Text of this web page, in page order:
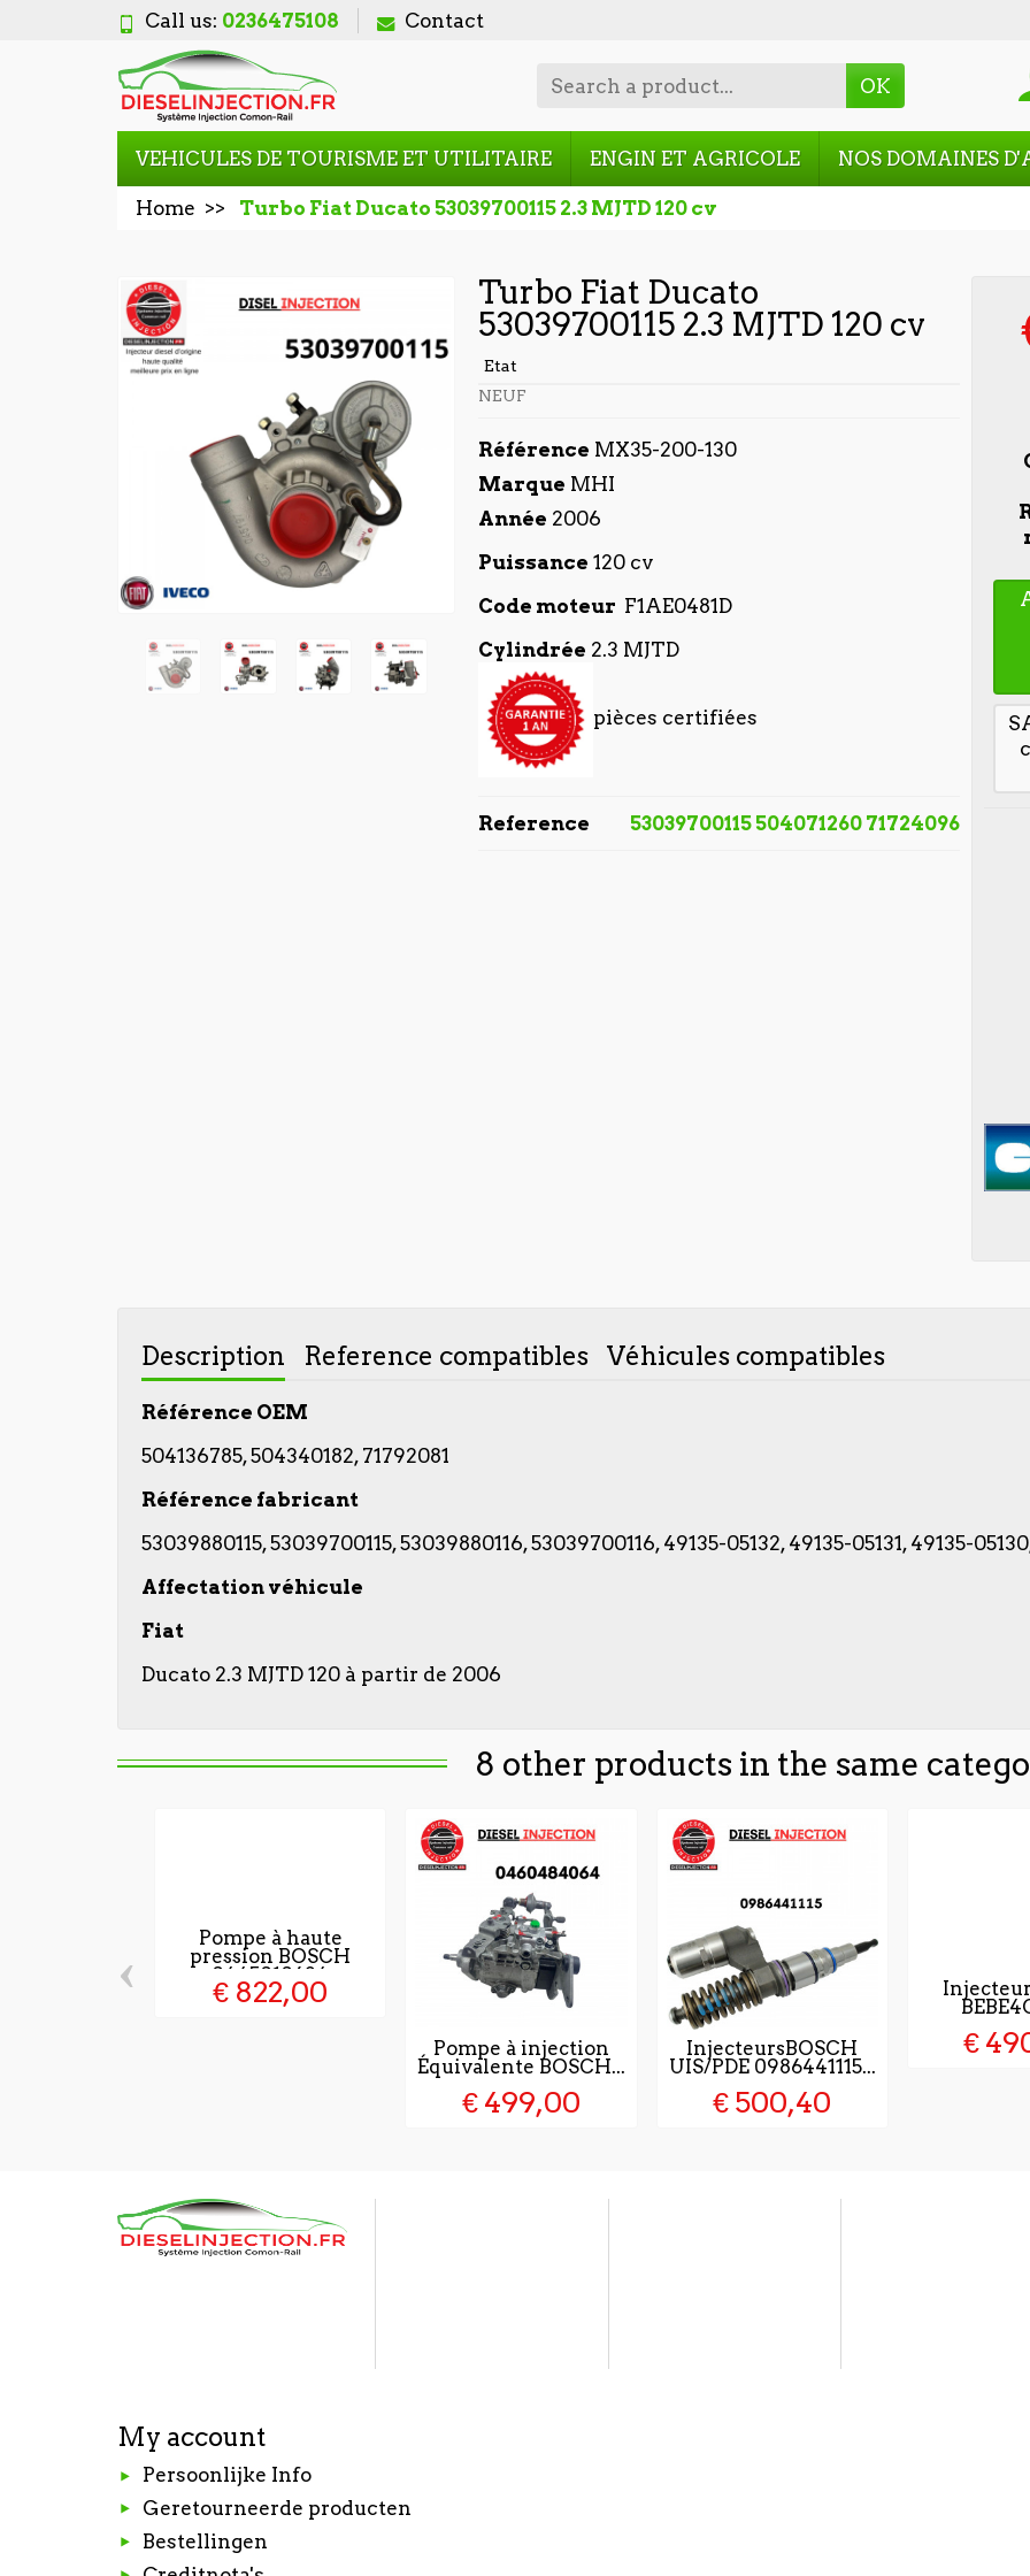
Call us: 0236475108 Contact
OK
VEHICULES DE TOURISME ET UTILITAIRE ENGIN ET AGRICOLE NOS DOMAINES
Home Turbo Fiat Ducato 53039700115 2.3 MJTD 120 cv
Turbo Fiat Ducato
53039700115 2.3 MJTD 120 cv
Etat
NEUF
Référence MX35-200-130
Marque MHI
Année 2006
Puissance 120 cv
Code moteur F1AE0481D
Cylindrée 2.3 MJTD
pièces certifiées
Reference 53039700115 504071260 71724096
Description Reference compatibles Véhicules compatibles
Référence OEM
504136785, 504340182, 71792081
Référence fabricant
53039880115, 53039700115, 53039880116, 53039700116, 49135-05132, 49135-05131, 49135-
Affectation véhicule
Fiat
Ducato 2.3 MJTD 120 à partir de 2006
8 other products in the same
Pompe à haute
pression BOSCH
0445010624
€ 822,00
Pompe à injection
Équivalente BOSCH...
€ 499,00
InjecteursBOSCH
UIS/PDE 0986441115...
€ 500,40
€
‹
My account
Persoonlijke Info
Geretourneerde producten
Bestellingen